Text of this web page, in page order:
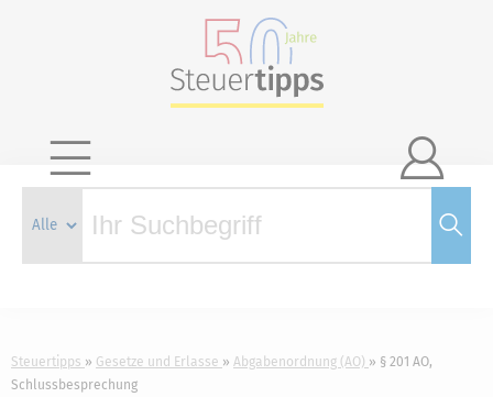

Steuertipps Gesetze und Erlasse Abgabenordnung (AO)
§ 201 AO,
Schlussbesprechung